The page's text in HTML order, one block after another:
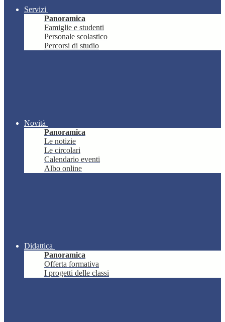
Servizi
Panoramica
Famiglie e studenti
Personale scolastico
Percorsi di studio
Novità
Panoramica
Le notizie
Le circolari
Calendario eventi
Albo online
Didattica
Panoramica
Offerta formativa
I progetti delle classi